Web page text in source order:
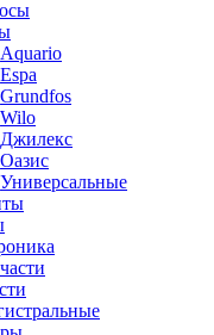
Aquario
Espa
Grundfos
Wilo
Джилекс
Оазис
Универсальные